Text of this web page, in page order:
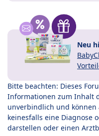
Neu
Bitte beachten: Dieses
Informationen zum Inhalt
unverbindlich und
keinesfalls eine Diagnose
darstellen oder einen